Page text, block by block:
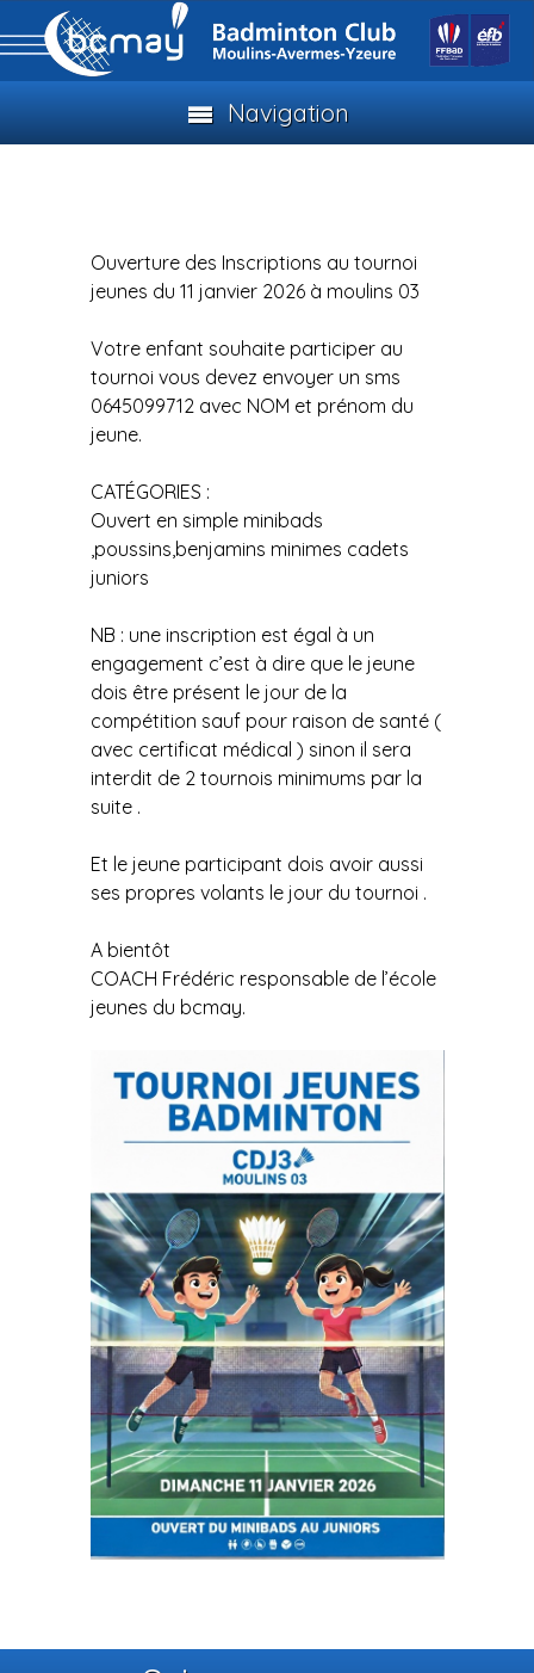
Navigation
Ouverture des Inscriptions au tournoi
jeunes du 11 janvier 2026 à moulins 03
Votre enfant souhaite participer au
tournoi vous devez envoyer un sms
0645099712 avec NOM et prénom du
jeune.
CATÉGORIES :
Ouvert en simple minibads
,poussins,benjamins minimes cadets
juniors
NB : une inscription est égal à un
engagement c’est à dire que le jeune
dois être présent le jour de la
compétition sauf pour raison de santé (
avec certificat médical ) sinon il sera
interdit de 2 tournois minimums par la
suite .
Et le jeune participant dois avoir aussi
ses propres volants le jour du tournoi .
A bientôt
COACH Frédéric responsable de l’école
jeunes du bcmay.